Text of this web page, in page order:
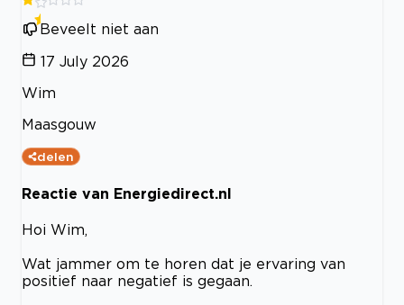
Beveelt niet aan
17 July 2026
Wim
Maasgouw
delen
Reactie van Energiedirect.nl
Hoi Wim,
Wat jammer om te horen dat je ervaring van
positief naar negatief is gegaan.